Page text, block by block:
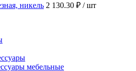
никель 2 130.30 ₽ / шт
мебельные